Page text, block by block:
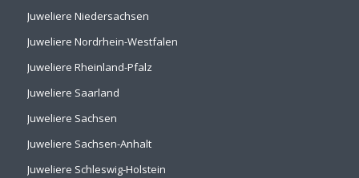
Juweliere Niedersachsen
Juweliere Nordrhein-Westfalen
Juweliere Rheinland-Pfalz
Juweliere Saarland
Juweliere Sachsen
Juweliere Sachsen-Anhalt
Juweliere Schleswig-Holstein